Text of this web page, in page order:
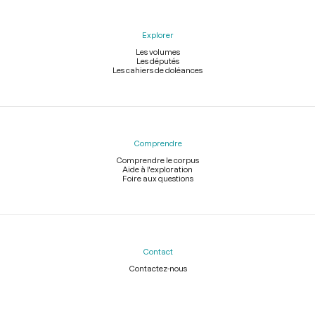
Explorer
Les volumes
Les députés
Les cahiers de doléances
Comprendre
Comprendre le corpus
Aide à l'exploration
Foire aux questions
Contact
Contactez-nous